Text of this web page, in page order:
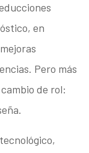
en
Pero más
de rol: